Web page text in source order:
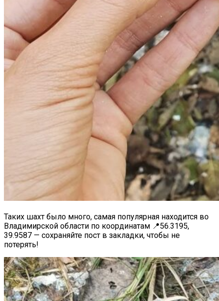
Таких шахт было много, самая популярная находится во
Владимирской области по координатам 📍56.3195,
39.9587 — сохраняйте пост в закладки, чтобы не
потерять!